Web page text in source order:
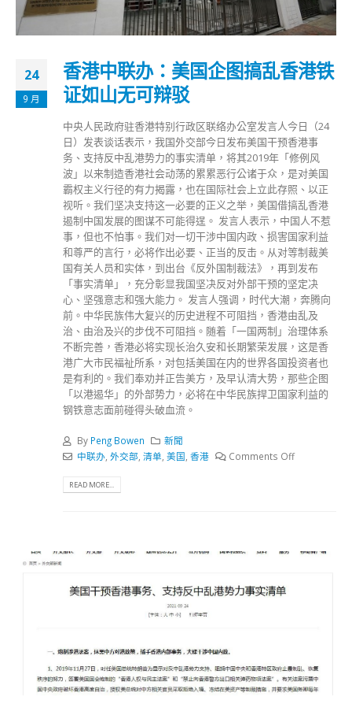
24
9 月
香港中联办：美国企图搞乱香港铁
证如山无可辩驳
中央人民政府驻香港特别行政区联络办公室发言人今日（24
日）发表谈话表示，我国外交部今日发布美国干预香港事
务、支持反中乱港势力的事实清单，将其2019年「修例风
波」以来制造香港社会动荡的累累恶行公诸于众，是对美国
霸权主义行径的有力揭露，也在国际社会上立此存照、以正
视听。我们坚决支持这一必要的正义之举，美国借搞乱香港
遏制中国发展的图谋不可能得逞。 发言人表示，中国人不惹
事，但也不怕事。我们对一切干涉中国内政、损害国家利益
和尊严的言行，必将作出必要、正当的反击。从对等制裁美
国有关人员和实体，到出台《反外国制裁法》，再到发布
「事实清单」，充分彰显我国坚决反对外部干预的坚定决
心、坚强意志和强大能力。 发言人强调，时代大潮，奔腾向
前。中华民族伟大复兴的历史进程不可阻挡，香港由乱及
治、由治及兴的步伐不可阻挡。随着「一国两制」治理体系
不断完善，香港必将实现长治久安和长期繁荣发展，这是香
港广大市民福祉所系，对包括美国在内的世界各国投资者也
是有利的。我们奉劝并正告美方，及早认清大势，那些企图
「以港遏华」的外部势力，必将在中华民族捍卫国家利益的
钢铁意志面前碰得头破血流。
By Peng Bowen
新聞
中联办 外交部 清单 美国 香港 Comments Off
READ MORE...